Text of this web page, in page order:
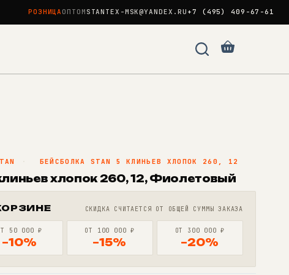
РОЗНИЦА ОПТОМ STANTEX-MSK@YANDEX.RU +7 (495) 409-67-61
Корзина
· БЕЙСБОЛКА STAN 5 КЛИНЬЕВ ХЛОПОК 260, 12
хлопок 260, 12, Фиолетовый
СКИДКА СЧИТАЕТСЯ ОТ ОБЩЕЙ СУММЫ ЗАКАЗА
50 000 ₽
−10%
ОТ 100 000 ₽
−15%
ОТ 300 000 ₽
−20%